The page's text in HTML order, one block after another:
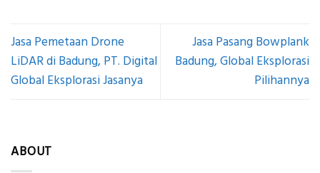
Jasa Pemetaan Drone
LiDAR di Badung, PT. Digital
Global Eksplorasi Jasanya
Jasa Pasang Bowplank
Badung, Global Eksplorasi
Pilihannya
ABOUT